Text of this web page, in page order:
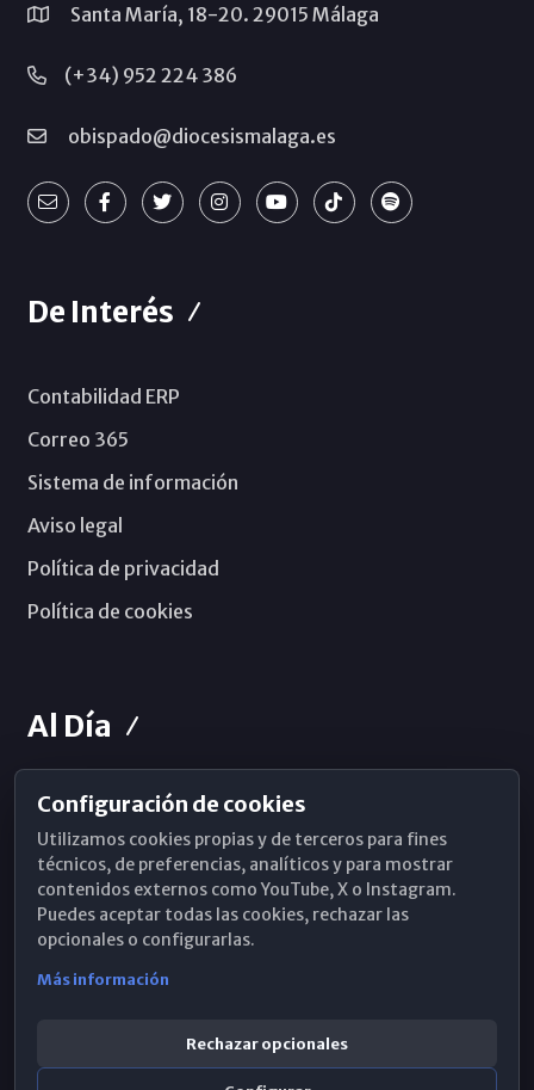
Santa María, 18-20. 29015 Málaga
(+34) 952 224 386
obispado@diocesismalaga.es
De Interés
Contabilidad ERP
Correo 365
Sistema de información
Aviso legal
Política de privacidad
Política de cookies
Al Día
Horarios de Misa
Hemeroteca
WhatsApp
Configuración de cookies
Utilizamos cookies propias y de terceros para fines
técnicos, de preferencias, analíticos y para mostrar
contenidos externos como YouTube, X o Instagram.
Puedes aceptar todas las cookies, rechazar las
opcionales o configurarlas.
Más información
Rechazar opcionales